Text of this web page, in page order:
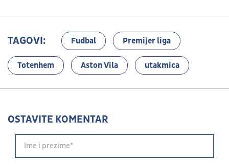
TAGOVI: Fudbal Premijer liga
Totenhem Aston Vila utakmica
OSTAVITE KOMENTAR